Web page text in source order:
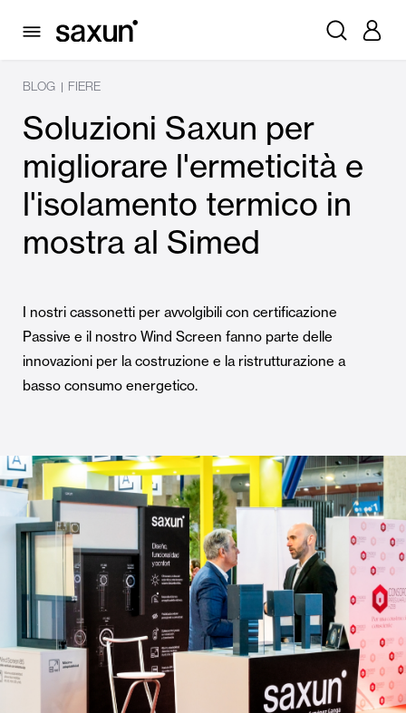
BLOG | FIERE
Soluzioni Saxun per
migliorare l'ermeticità e
l'isolamento termico in
mostra al Simed
I nostri cassonetti per avvolgibili con certificazione
Passive e il nostro Wind Screen fanno parte delle
innovazioni per la costruzione e la ristrutturazione a
basso consumo energetico.